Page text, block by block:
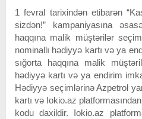
1 fevral tarixindən etibarən
sizdən!” kampaniyasına
haqqına malik müştərilər
nominallı hədiyyə kartı və ya
sığorta haqqına malik
hədiyyə kartı və ya endirim
Hədiyyə seçimlərinə Azpetrol
kartı və Iokio.az
kodu daxildir. Iokio.az